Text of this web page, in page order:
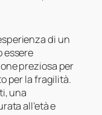
di un
essere
preziosa per
per la fragilità.
una
all’età e